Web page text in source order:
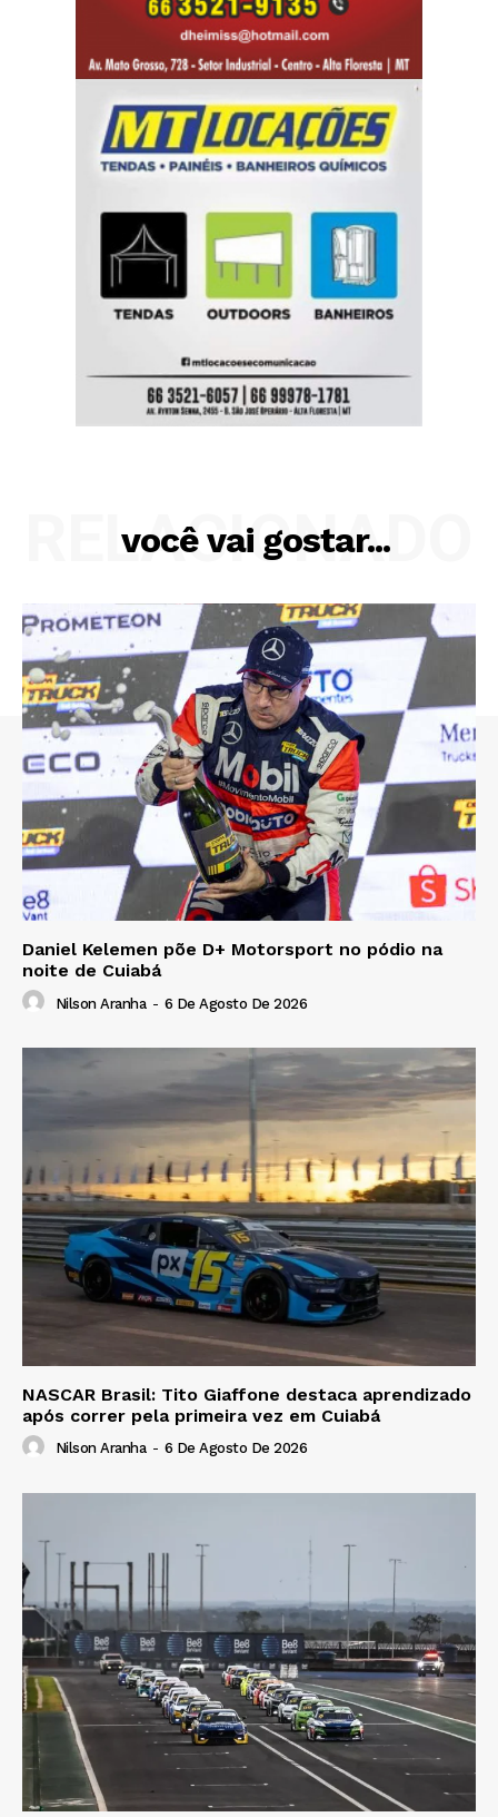
você vai gostar...
RELACIONADO
Daniel Kelemen põe D+ Motorsport no pódio na
noite de Cuiabá
Nilson Aranha - 6 De Agosto De 2026
NASCAR Brasil: Tito Giaffone destaca aprendizado
após correr pela primeira vez em Cuiabá
Nilson Aranha - 6 De Agosto De 2026